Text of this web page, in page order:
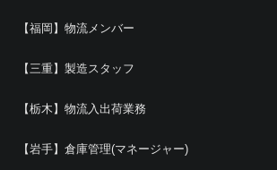
【福岡】物流メンバー
【三重】製造スタッフ
【栃木】物流入出荷業務
【岩手】倉庫管理(マネージャー)